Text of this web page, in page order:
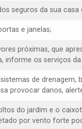
seguros da sua
e janelas;
próximas, que
informe os serviços
de
provocar danos,
do jardim e o
por vento forte